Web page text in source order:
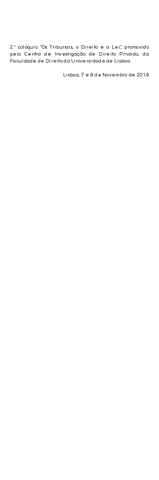
2.º colóquio "Os Tribunais, o Direito e a Lei", promovido
pelo Centro de Investigação de Direito Privado, da
Faculdade de Direito da Universidade de Lisboa.
Lisboa, 7 e 8 de Novembro de 2019